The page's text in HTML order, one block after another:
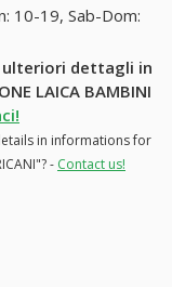
10-19, Sab-Dom:
dettagli in
LAICA BAMBINI
in informations for
- Contact us!